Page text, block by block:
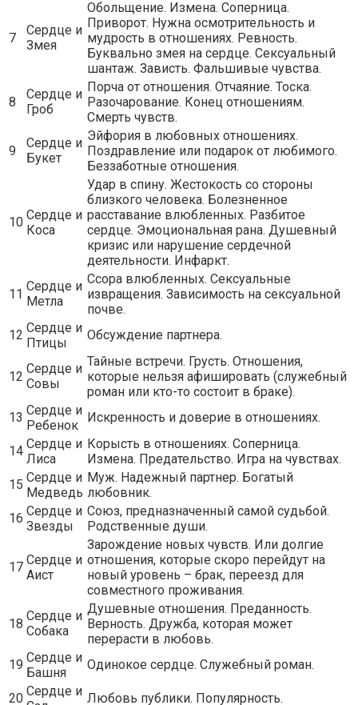
7
Сердце и
Змея
Обольщение. Измена. Соперница.
Приворот. Нужна осмотрительность и
мудрость в отношениях. Ревность.
Буквально змея на сердце. Сексуальный
шантаж. Зависть. Фальшивые чувства.
8
Сердце и
Гроб
Порча от отношения. Отчаяние. Тоска.
Разочарование. Конец отношениям.
Смерть чувств.
9
Сердце и
Букет
Эйфория в любовных отношениях.
Поздравление или подарок от любимого.
Беззаботные отношения.
10 Сердце и
Коса
Удар в спину. Жестокость со стороны
близкого человека. Болезненное
расставание влюбленных. Разбитое
сердце. Эмоциональная рана. Душевный
кризис или нарушение сердечной
деятельности. Инфаркт.
11
Сердце и
Метла
Ссора влюбленных. Сексуальные
извращения. Зависимость на сексуальной
почве.
12 Сердце и
Птицы
Обсуждение партнера.
12
Сердце и
Совы
Тайные встречи. Грусть. Отношения,
которые нельзя афишировать (служебный
роман или кто-то состоит в браке).
13 Сердце и
Ребенок
Искренность и доверие в отношениях.
14 Сердце и
Лиса
Корысть в отношениях. Соперница.
Измена. Предательство. Игра на чувствах.
15 Сердце и
Медведь
Муж. Надежный партнер. Богатый
любовник.
16 Сердце и
Звезды
Союз, предназначенный самой судьбой.
Родственные души.
17 Сердце и
Аист
Зарождение новых чувств. Или долгие
отношения, которые скоро перейдут на
новый уровень – брак, переезд для
совместного проживания.
18
Сердце и
Собака
Душевные отношения. Преданность.
Верность. Дружба, которая может
перерасти в любовь.
19 Сердце и
Башня
Одинокое сердце. Служебный роман.
20 Сердце и Любовь публики. Популярность.